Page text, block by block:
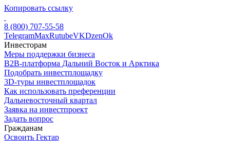
Копировать ссылку
8 (800) 707-55-58
TelegramMaxRutubeVKDzenOk
Инвесторам
Меры поддержки бизнеса
B2B-платформа Дальний Восток и Арктика
Подобрать инвестплощадку
3D-туры инвестплощадок
Как использовать преференции
Дальневосточный квартал
Заявка на инвестпроект
Задать вопрос
Гражданам
Освоить Гектар